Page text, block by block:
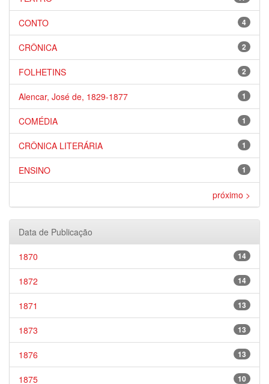
4
CONTO
2
CRÔNICA
2
FOLHETINS
1
Alencar, José de, 1829-1877
1
COMÉDIA
1
CRÔNICA LITERÁRIA
1
ENSINO
próximo >
Data de Publicação
14
1870
14
1872
13
1871
13
1873
13
1876
10
1875